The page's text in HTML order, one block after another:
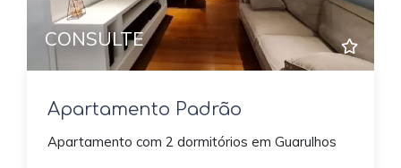
CONSULTE
Apartamento Padrão
Apartamento com 2 dormitórios em Guarulhos